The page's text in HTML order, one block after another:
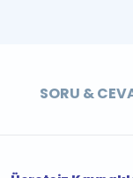
SORU &